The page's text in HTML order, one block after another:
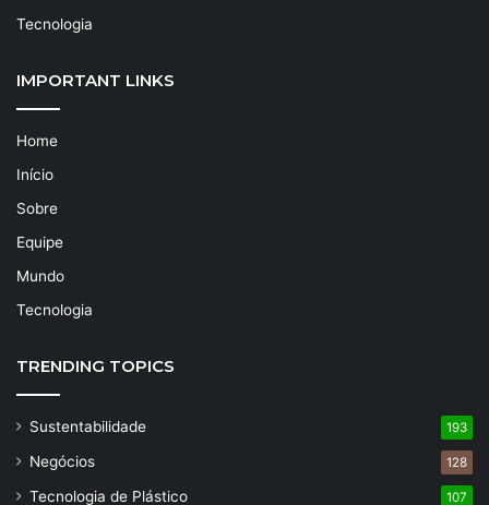
Tecnologia
IMPORTANT LINKS
Home
Início
Sobre
Equipe
Mundo
Tecnologia
TRENDING TOPICS
Sustentabilidade 193
Negócios 128
Tecnologia de Plástico 107